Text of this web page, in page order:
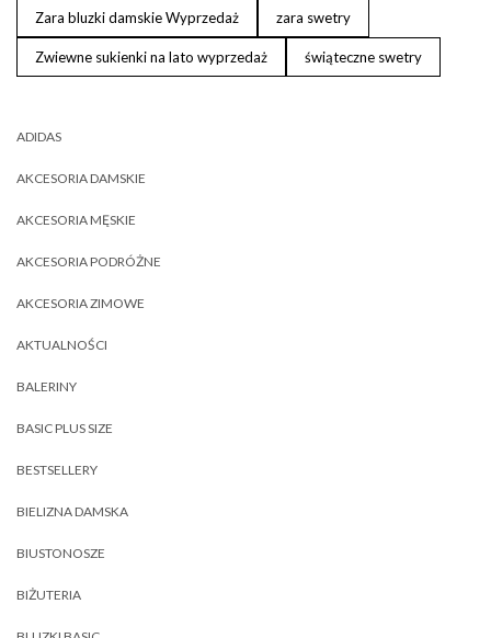
Zara bluzki damskie Wyprzedaż zara swetry
Zwiewne sukienki na lato wyprzedaż świąteczne swetry
ADIDAS
AKCESORIA DAMSKIE
AKCESORIA MĘSKIE
AKCESORIA PODRÓŻNE
AKCESORIA ZIMOWE
AKTUALNOŚCI
BALERINY
BASIC PLUS SIZE
BESTSELLERY
BIELIZNA DAMSKA
BIUSTONOSZE
BIŻUTERIA